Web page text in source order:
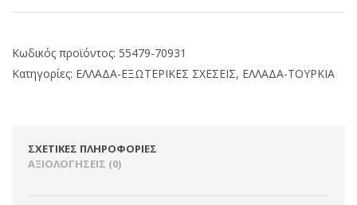
Κωδικός προϊόντος: 55479-70931
Κατηγορίες: ΕΛΛΑΔΑ-ΕΞΩΤΕΡΙΚΕΣ ΣΧΕΣΕΙΣ, ΕΛΛΑΔΑ-ΤΟΥΡΚΙΑ
ΣΧΕΤΙΚΈΣ ΠΛΗΡΟΦΟΡΊΕΣ
ΑΞΙΟΛΟΓΉΣΕΙΣ (0)